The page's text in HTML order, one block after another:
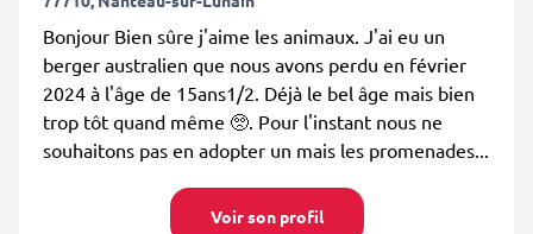
Bonjour Bien sûre j'aime les animaux. J'ai eu un
berger australien que nous avons perdu en février
2024 à l'âge de 15ans1/2. Déjà le bel âge mais bien
trop tôt quand même 🥺. Pour l'instant nous ne
souhaitons pas en adopter un mais les promenades...
Voir son profil